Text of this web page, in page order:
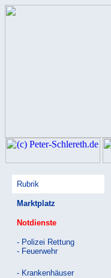
Rubrik
Marktplatz
Notdienste
- Polizei Rettung
- Feuerwehr
- Krankenhäuser